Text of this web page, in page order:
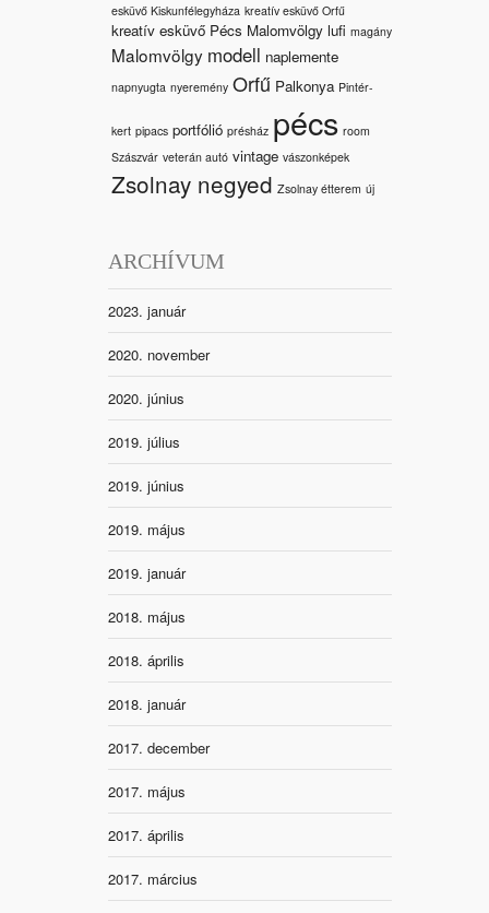
esküvő Kiskunfélegyháza kreatív esküvő Orfű
kreatív esküvő Pécs Malomvölgy lufi magány
Malomvölgy modell naplemente
napnyugta nyeremény Orfű Palkonya Pintér-
kert pipacs portfólió présház pécs room
Szászvár veterán autó vintage vászonképek
Zsolnay negyed Zsolnay étterem új
ARCHÍVUM
2023. január
2020. november
2020. június
2019. július
2019. június
2019. május
2019. január
2018. május
2018. április
2018. január
2017. december
2017. május
2017. április
2017. március